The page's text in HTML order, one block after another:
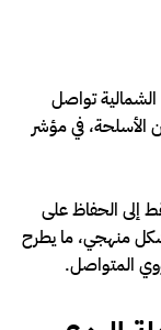
الشمالية تواصل
الأسلحة، في مؤشر
إلى الحفاظ على
منهجي، ما يطرح
المتواصل.